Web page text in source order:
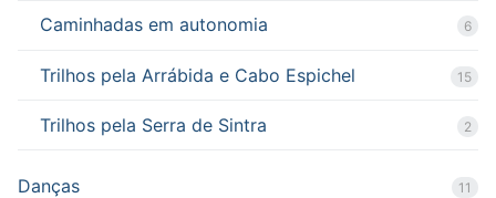
Caminhadas em autonomia 6
Trilhos pela Arrábida e Cabo Espichel 15
Trilhos pela Serra de Sintra 2
Danças 11